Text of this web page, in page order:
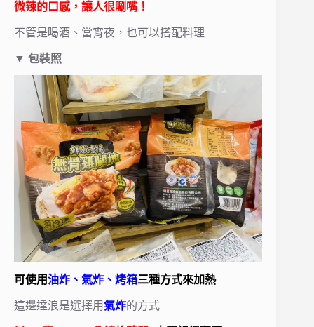
微辣的口感，讓人很唰嘴！
不管是喝酒、當宵夜，也可以搭配料理
▼ 包裝照
可使用油炸、氣炸、烤箱三種方式來加熱
這邊達浪是選擇用氣炸的方式